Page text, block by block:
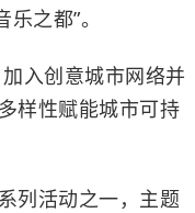
之都”。
入创意城市网络并
样性赋能城市可持
列活动之一，主题